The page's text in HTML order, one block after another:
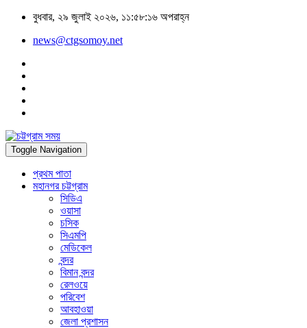
বুধবার, ২৯ জুলাই ২০২৬, ১১:৫৮:১৬ অপরাহ্ন
news@ctgsomoy.net
Toggle Navigation
প্রথম পাতা
মহানগর চট্টগ্রাম
সিডিএ
ওয়াসা
চসিক
সিএমপি
মেডিকেল
বন্দর
বিমান বন্দর
রেলওয়ে
পরিবেশ
আবহাওয়া
জেলা প্রশাসন